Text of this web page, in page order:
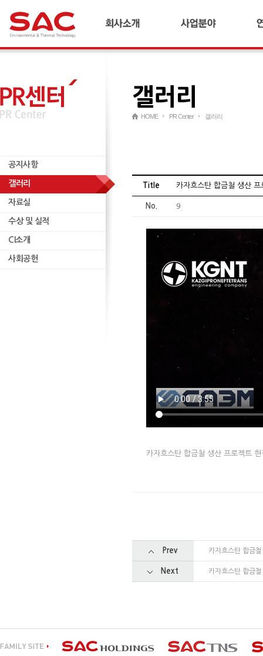
회사소개
경영이념 및 비전
국내외 네트워크
합금철플랜트
AI 다이캐스팅 플랜트
리사이클링 플랜트
기
공지사항
갤러리
자료실
자료실
수상 및 실적
수상 및 실적
CI소개
CI소개
사회공헌
사회공헌
갤러리
HOME PR Center 갤러리
Title 카자흐스탄 합금철 생산
No. 9
카자흐스탄 합금철 생산 프로젝트
Prev 카자흐스탄 합금
Next 카자흐스탄 합금